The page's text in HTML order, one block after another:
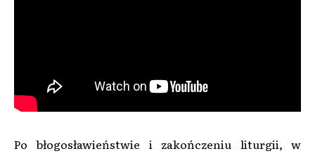
Po błogosławieństwie i zakończeniu liturgii, w